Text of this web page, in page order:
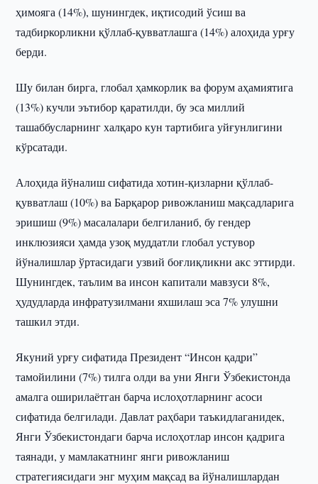
ҳимояга (14%), шунингдек, иқтисодий ўсиш ва
тадбиркорликни қўллаб-қувватлашга (14%) алоҳида урғу
берди.
Шу билан бирга, глобал ҳамкорлик ва форум аҳамиятига
(13%) кучли эътибор қаратилди, бу эса миллий
ташаббусларнинг халқаро кун тартибига уйғунлигини
кўрсатади.
Алоҳида йўналиш сифатида хотин-қизларни қўллаб-
қувватлаш (10%) ва Барқарор ривожланиш мақсадларига
эришиш (9%) масалалари белгиланиб, бу гендер
инклюзияси ҳамда узоқ муддатли глобал устувор
йўналишлар ўртасидаги узвий боғлиқликни акс эттирди.
Шунингдек, таълим ва инсон капитали мавзуси 8%,
ҳудудларда инфратузилмани яхшилаш эса 7% улушни
ташкил этди.
Якуний урғу сифатида Президент “Инсон қадри”
тамойилини (7%) тилга олди ва уни Янги Ўзбекистонда
амалга оширилаётган барча ислоҳотларнинг асоси
сифатида белгилади. Давлат раҳбари таъкидлаганидек,
Янги Ўзбекистондаги барча ислоҳотлар инсон қадрига
таянади, у мамлакатнинг янги ривожланиш
стратегиясидаги энг муҳим мақсад ва йўналишлардан